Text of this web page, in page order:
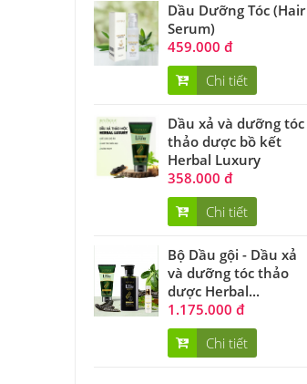
Dầu Dưỡng Tóc (Hair
Serum)
459.000 đ
Chi tiết
Dầu xả và dưỡng tóc
thảo dược bồ kết
Herbal Luxury
358.000 đ
Chi tiết
Bộ Dầu gội - Dầu xả
và dưỡng tóc thảo
dược Herbal...
1.175.000 đ
Chi tiết